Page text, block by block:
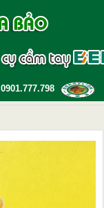
0901.777.798